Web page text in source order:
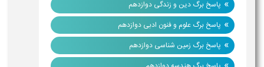
» پاسخ برگ دین و زندگی دوازدهم
» پاسخ برگ علوم و فنون ادبی دوازدهم
» پاسخ برگ زمین شناسی دوازدهم